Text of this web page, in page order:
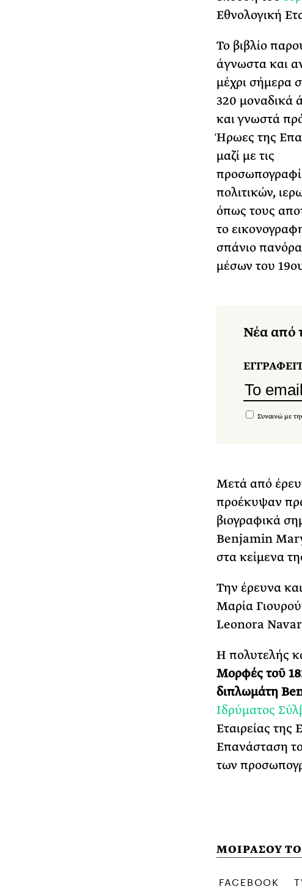
Εθνολογική
Το βιβλίο
άγνωστα και
μέχρι σήμερα
320 μοναδικά
και γνωστά
Ήρωες της
μαζί με τις
πολιτικών,
όπως τους
το
σπάνιο
μέσων του
Νέα από
Συναινώ με
Μετά από
προέκυψαν
βιογραφικά
Benjamin
στα κείμενα
Την έρευνα
Μαρία
Leonora
Η πολυτελής
Μορφές τοῦ
διπλωμάτη
Ιδρύματος
Εταιρείας
Επανάσταση
των
ΜΟΙΡΑΣΟΥ ΤΟ